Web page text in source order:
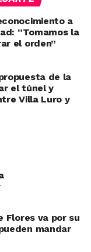
a
“Tomamos la
el orden”
de la
el túnel y
Villa Luro y
Flores va por su
mandar